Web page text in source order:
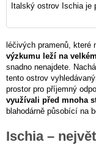
Italský ostrov Ischia je
léčivých pramenů, které
výzkumu leží na
snadno nenajdete.
tento ostrov
prostor pro příjemný
využívali před mnoha
blahodárně působící na
Ischia –